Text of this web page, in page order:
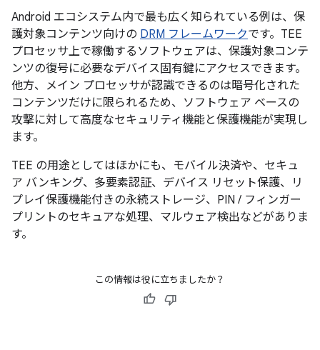
Android エコシステム内で最も広く知られている例は、保
護対象コンテンツ向けの DRM フレームワークです。TEE
プロセッサ上で稼働するソフトウェアは、保護対象コンテ
ンツの復号に必要なデバイス固有鍵にアクセスできます。
他方、メイン プロセッサが認識できるのは暗号化された
コンテンツだけに限られるため、ソフトウェア ベースの
攻撃に対して高度なセキュリティ機能と保護機能が実現し
ます。
TEE の用途としてはほかにも、モバイル決済や、セキュ
ア バンキング、多要素認証、デバイス リセット保護、リ
プレイ保護機能付きの永続ストレージ、PIN / フィンガー
プリントのセキュアな処理、マルウェア検出などがありま
す。
この情報は役に立ちましたか？